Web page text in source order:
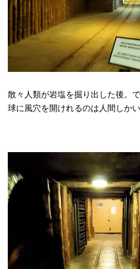
散々人類が岩塩を掘り出した後。
球に風穴を開けれるのは人間しかい